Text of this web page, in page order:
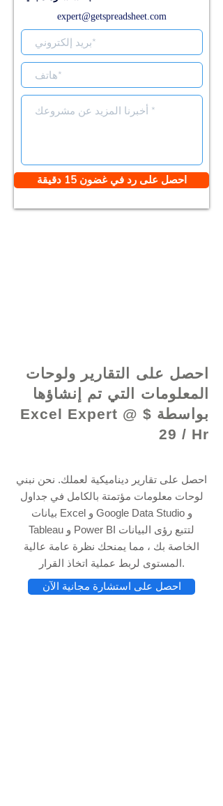
احصل على التقارير ولوحات
المعلومات التي تم إنشاؤها
بواسطة Excel Expert @ $
29 / Hr
احصل على تقارير ديناميكية لعملك. نحن نبني
لوحات معلومات مؤتمتة بالكامل في جداول
بيانات Excel و Google Data Studio و
Tableau و Power BI لتتبع رؤى البيانات
الخاصة بك ، مما يمنحك نظرة عامة عالية
المستوى لربط عملية اتخاذ القرار.
احصل على استشارة مجانية الآن
expert@getspreadsheet.com
احصل على رد في غضون 15 دقيقة